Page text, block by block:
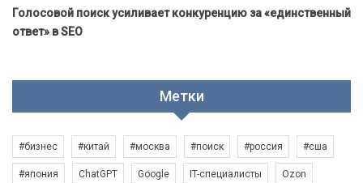
Голосовой поиск усиливает конкуренцию за «единственный
ответ» в SEO
Метки
#бизнес #китай #москва #поиск #россия #сша
#япония ChatGPT Google IT-специалисты Ozon